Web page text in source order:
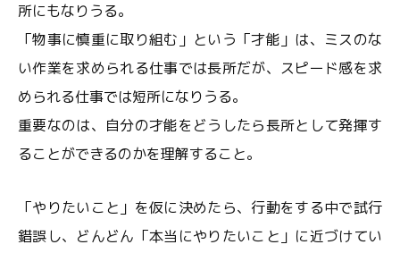
所にもなりうる。
「物事に慎重に取り組む」という「才能」は、ミスのな
い作業を求められる仕事では長所だが、スピード感を求
められる仕事では短所になりうる。
重要なのは、自分の才能をどうしたら長所として発揮す
ることができるのかを理解すること。
「やりたいこと」を仮に決めたら、行動をする中で試行
錯誤し、どんどん「本当にやりたいこと」に近づけてい